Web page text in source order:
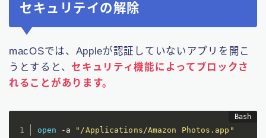
セキュリテイの解除
macOSでは、Appleが認証していないアプリを開こ
うとすると、 セキュリティ機能によってブロックさ
れることがあります。
open -a "/Applications/Amazon Photos.app"